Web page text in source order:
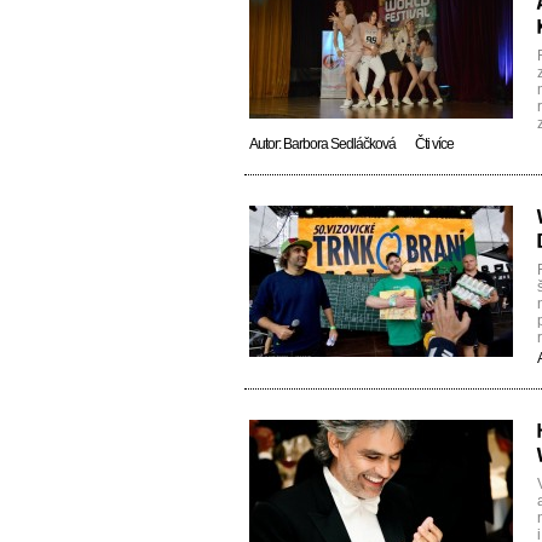
Autor: Barbora Sedláčková Čti více